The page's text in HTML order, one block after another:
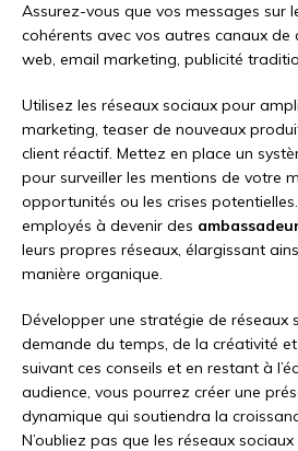
Assurez-vous que vos messages sur
cohérents avec vos autres canaux de
web, email marketing, publicité
Utilisez les réseaux sociaux pour
marketing, teaser de nouveaux
client réactif. Mettez en place un
pour surveiller les mentions de votre
opportunités ou les crises
employés à devenir des
leurs propres réseaux, élargissant
manière organique.
Développer une stratégie de réseaux
demande du temps, de la créativité
suivant ces conseils et en restant à
audience, vous pourrez créer une
dynamique qui soutiendra la
N’oubliez pas que les réseaux